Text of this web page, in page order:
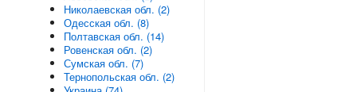
Николаевская обл. (2)
Одесская обл. (8)
Полтавская обл. (14)
Ровенская обл. (2)
Сумская обл. (7)
Тернопольская обл. (2)